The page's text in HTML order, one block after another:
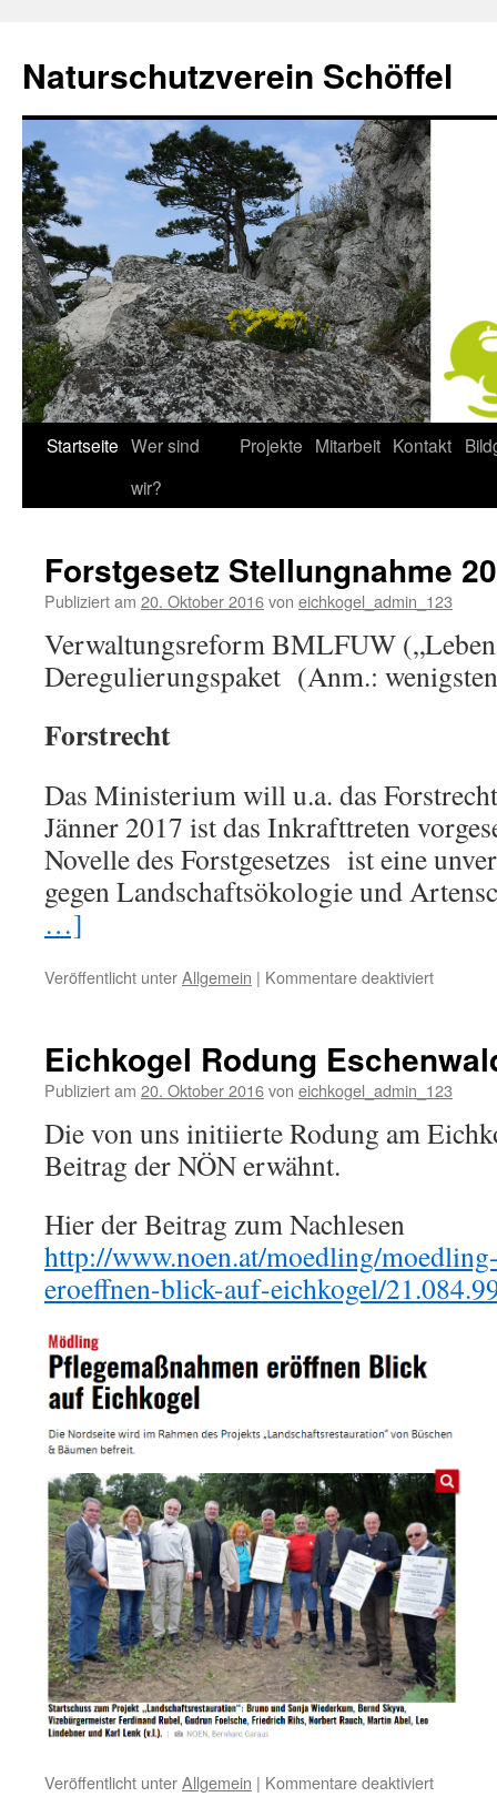
Naturschutzverein Schöffel
Zum
Startseite Wer sind
wir?
Projekte Mitarbeit Kontakt
Forstgesetz Stellungnahme
Publiziert am 20. Oktober 2016von eichkogel_admin_123
Verwaltungsreform BMLFUW
Deregulierungspaket (Anm.:
Forstrecht
Das Ministerium will u.a. das
Jänner 2017 ist das Inkrafttreten
Novelle des Forstgesetzes ist eine
gegen Landschaftsökologie und
…]
Veröffentlicht unterAllgemein | Kommentare deaktiviert
Eichkogel Rodung
Publiziert am 20. Oktober 2016von eichkogel_admin_123
Die von uns initiierte Rodung am
Beitrag der NÖN erwähnt.
Hier der Beitrag zum Nachlesen
http://www.noen.at/moedling/
eroeffnen-blick-auf-eichkogel/
Veröffentlicht unterAllgemein | Kommentare deaktiviert